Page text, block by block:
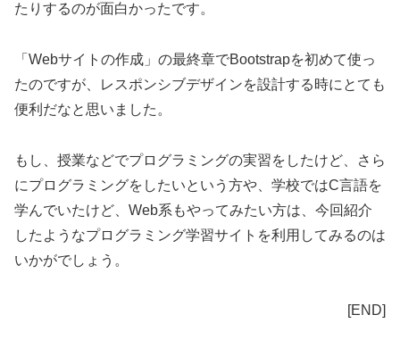
たりするのが面白かったです。
「Webサイトの作成」の最終章でBootstrapを初めて使っ
たのですが、レスポンシブデザインを設計する時にとても
便利だなと思いました。
もし、授業などでプログラミングの実習をしたけど、さら
にプログラミングをしたいという方や、学校ではC言語を
学んでいたけど、Web系もやってみたい方は、今回紹介
したようなプログラミング学習サイトを利用してみるのは
いかがでしょう。
[END]